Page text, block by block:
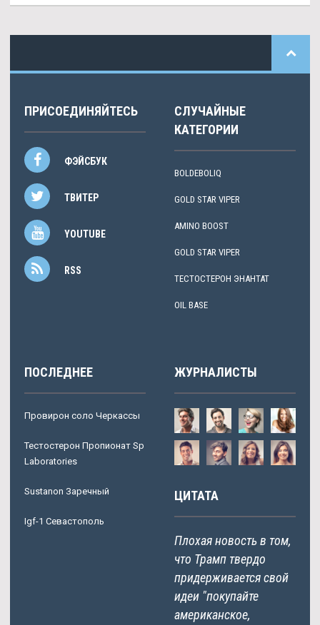
ПРИСОЕДИНЯЙТЕСЬ
ФЭЙСБУК
ТВИТЕР
YOUTUBE
RSS
СЛУЧАЙНЫЕ
КАТЕГОРИИ
BOLDEBOLIQ
GOLD STAR VIPER
AMINO BOOST
GOLD STAR VIPER
ТЕСТОСТЕРОН ЭНАНТАТ
OIL BASE
ПОСЛЕДНЕЕ
Провирон соло Черкассы
Тестостерон Пропионат Sp
Laboratories
Sustanon Заречный
Igf-1 Севастополь
ЖУРНАЛИСТЫ
ЦИТАТА
Плохая новость в том,
что Трамп твердо
придерживается свой
идеи "покупайте
американское,